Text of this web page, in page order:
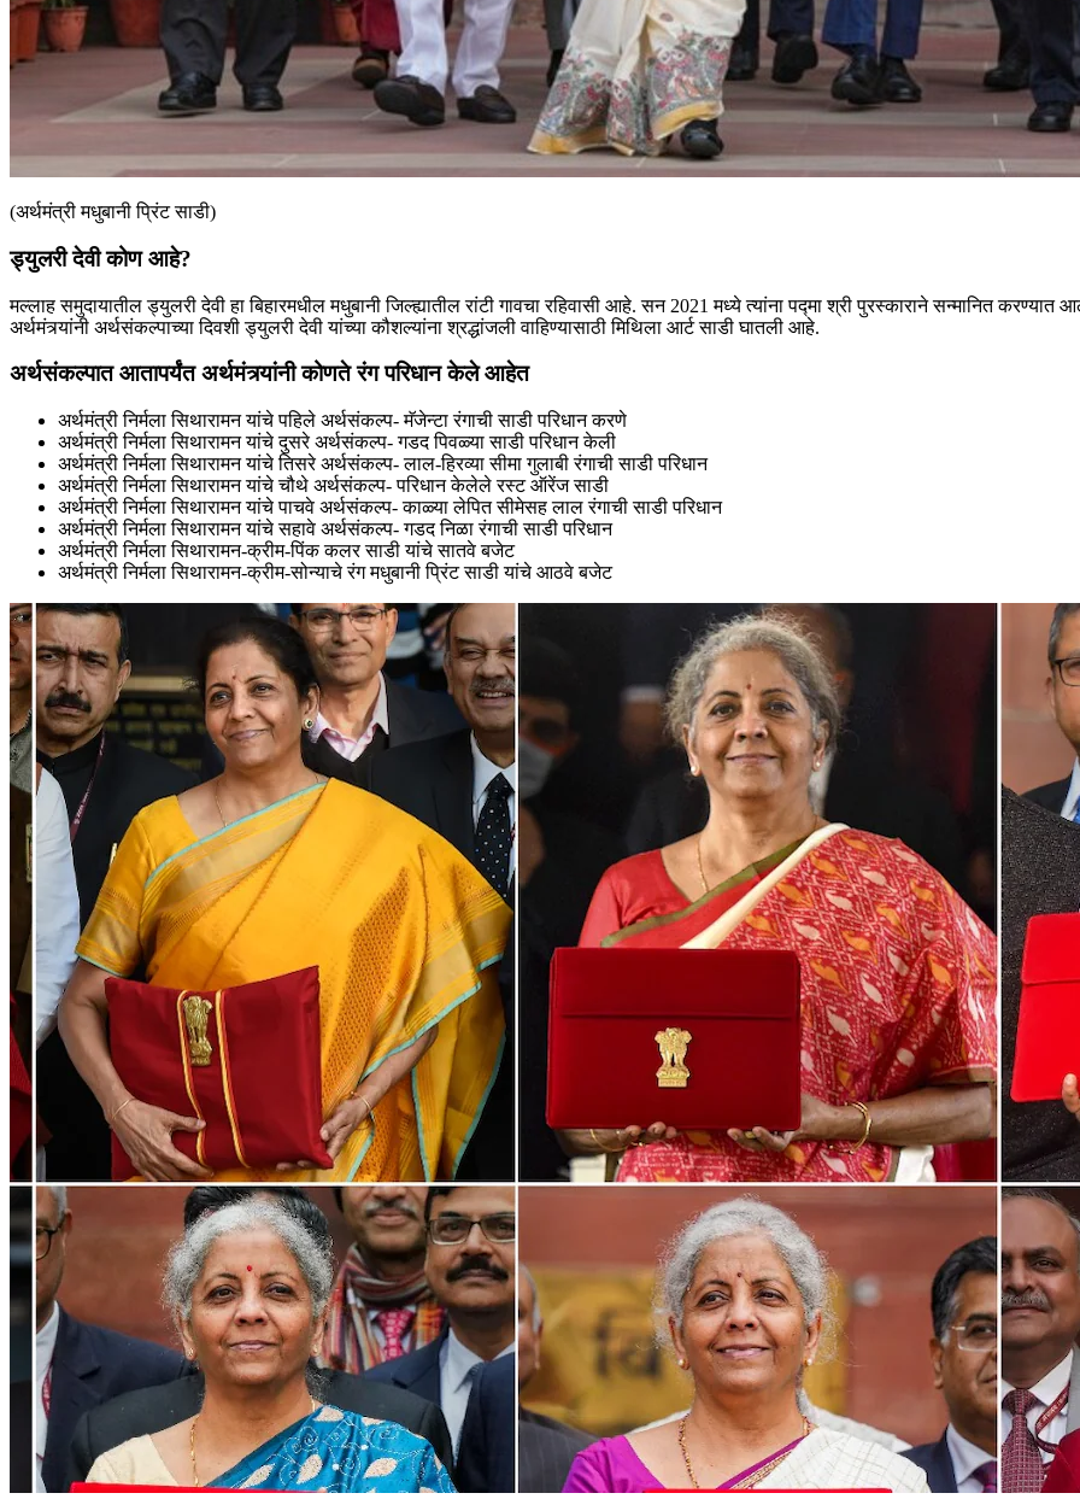
(अर्थमंत्री मधुबानी प्रिंट साडी)
ड्युलरी देवी कोण आहे?
मल्लाह समुदायातील ड्युलरी देवी हा बिहारमधील मधुबानी जिल्ह्यातील रांटी गावचा रहिवासी आहे. सन 2021 मध्ये त्यांना पद्मा श्री पुरस्काराने सन्मानित
अर्थमंत्र्यांनी अर्थसंकल्पाच्या दिवशी ड्युलरी देवी यांच्या कौशल्यांना श्रद्धांजली वाहिण्यासाठी मिथिला आर्ट साडी घातली आहे.
अर्थसंकल्पात आतापर्यंत अर्थमंत्र्यांनी कोणते रंग परिधान केले आहेत
अर्थमंत्री निर्मला सिथारामन यांचे पहिले अर्थसंकल्प- मॅजेन्टा रंगाची साडी परिधान करणे
अर्थमंत्री निर्मला सिथारामन यांचे दुसरे अर्थसंकल्प- गडद पिवळ्या साडी परिधान केली
अर्थमंत्री निर्मला सिथारामन यांचे तिसरे अर्थसंकल्प- लाल-हिरव्या सीमा गुलाबी रंगाची साडी परिधान
अर्थमंत्री निर्मला सिथारामन यांचे चौथे अर्थसंकल्प- परिधान केलेले रस्ट ऑरेंज साडी
अर्थमंत्री निर्मला सिथारामन यांचे पाचवे अर्थसंकल्प- काळ्या लेपित सीमेसह लाल रंगाची साडी परिधान
अर्थमंत्री निर्मला सिथारामन यांचे सहावे अर्थसंकल्प- गडद निळा रंगाची साडी परिधान
अर्थमंत्री निर्मला सिथारामन-क्रीम-पिंक कलर साडी यांचे सातवे बजेट
अर्थमंत्री निर्मला सिथारामन-क्रीम-सोन्याचे रंग मधुबानी प्रिंट साडी यांचे आठवे बजेट